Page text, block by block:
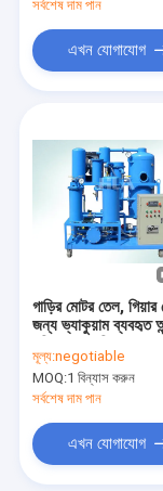
সর্বশেষ দাম পান
এখন যোগাযোগ
গাড়ির মোটর তেল, গিয়ার
জন্য ভ্যাকুয়াম ব্যবহৃত
মূল্য:negotiable
MOQ:1 বিন্যাস করুন
সর্বশেষ দাম পান
এখন যোগাযোগ